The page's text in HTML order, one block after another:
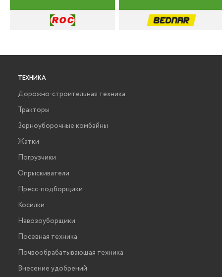
ТЕХНИКА
Дорожно-строительная техника
Тракторы
Зерноуборочные комбайны
Жатки
Погрузчики
Опрыскиватели
Пресс-подборщики
Косилки
Навозоуборщики
Посевная техника
Почвообрабатывающая техника
Внесение удобрений